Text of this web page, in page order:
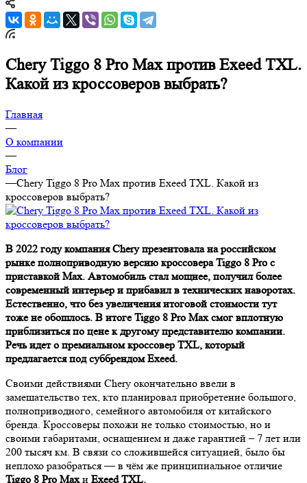
Chery Tiggo 8 Pro Max против Exeed TXL.
Какой из кроссоверов выбрать?
Главная
—
О компании
—
Блог
—Chery Tiggo 8 Pro Max против Exeed TXL. Какой из
кроссоверов выбрать?
В 2022 году компания Chery презентовала на российском
рынке полноприводную версию кроссовера Tiggo 8 Pro с
приставкой Max. Автомобиль стал мощнее, получил более
современный интерьер и прибавил в технических наворотах.
Естественно, что без увеличения итоговой стоимости тут
тоже не обошлось. В итоге Tiggo 8 Pro Max смог вплотную
приблизиться по цене к другому представителю компании.
Речь идет о премиальном кроссовер TXL, который
предлагается под суббрендом Exeed.
Своими действиями Chery окончательно ввели в
замешательство тех, кто планировал приобретение большого,
полноприводного, семейного автомобиля от китайского
бренда. Кроссоверы похожи не только стоимостью, но и
своими габаритами, оснащением и даже гарантией – 7 лет или
200 тысяч км. В связи со сложившейся ситуацией, было бы
неплохо разобраться — в чём же принципиальное отличие
Tiggo 8 Pro Maxи Exeed TXL.